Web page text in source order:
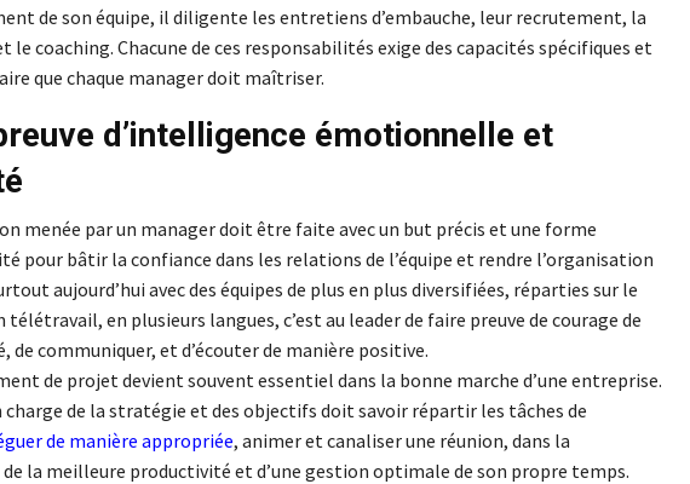
de son équipe, il diligente les entretiens d’embauche, leur recrutement, la
coaching. Chacune de ces responsabilités exige des capacités spécifiques et
que chaque manager doit maîtriser.
d’intelligence émotionnelle et
menée par un manager doit être faite avec un but précis et une forme
pour bâtir la confiance dans les relations de l’équipe et rendre l’organisation
aujourd’hui avec des équipes de plus en plus diversifiées, réparties sur le
en plusieurs langues, c’est au leader de faire preuve de courage de
de communiquer, et d’écouter de manière positive.
de projet devient souvent essentiel dans la bonne marche d’une entreprise.
charge de la stratégie et des objectifs doit savoir répartir les tâches de
de manière appropriée, animer et canaliser une réunion, dans la
la meilleure productivité et d’une gestion optimale de son propre temps.